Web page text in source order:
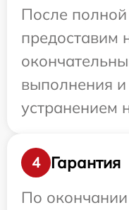
После
предоставим
выполнения
устранением
4
Гарантия
По